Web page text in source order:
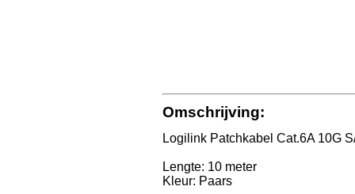
Omschrijving:
Logilink Patchkabel Cat.6A 10G
Lengte: 10 meter
Kleur: Paars